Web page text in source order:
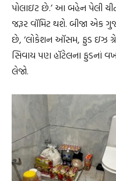
પોલાઇટ છે.’ આ બહેન પેલી
જરૂર વૉમિટ થશે. બીજા એક
છે, ‘લોકેશન ઑસમ, ફુડ ઇઝ
સિવાય પણ હૉટેલના ફુડનાં
લેજો.